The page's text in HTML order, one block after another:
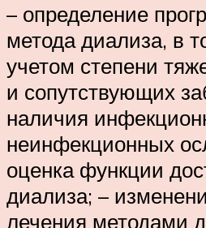
– определение
метода диализа, в
учетом степени
и сопутствующих
наличия
неинфекционных
оценка функции
диализа; –
лечения методами